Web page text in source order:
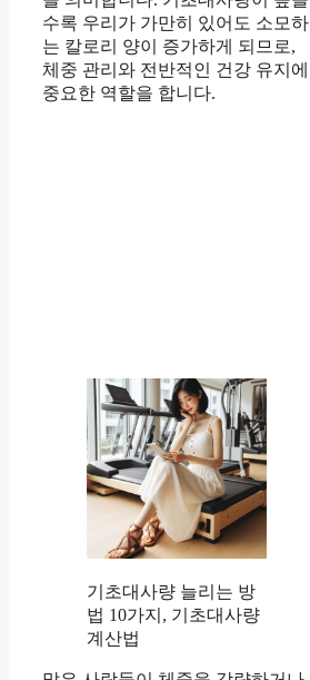
수록 우리가 가만히 있어도 소모하
는 칼로리 양이 증가하게 되므로,
체중 관리와 전반적인 건강 유지에
중요한 역할을 합니다.
기초대사량 늘리는 방
법 10가지, 기초대사량
계산법